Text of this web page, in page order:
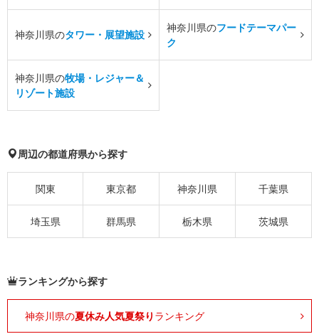
神奈川県のタワー・展望施設
神奈川県のフードテーマパー
ク
神奈川県の牧場・レジャー＆
リゾート施設
周辺の都道府県から探す
関東 東京都 神奈川県 千葉県
埼玉県 群馬県 栃木県 茨城県
ランキングから探す
神奈川県の夏休み人気夏祭り ランキング